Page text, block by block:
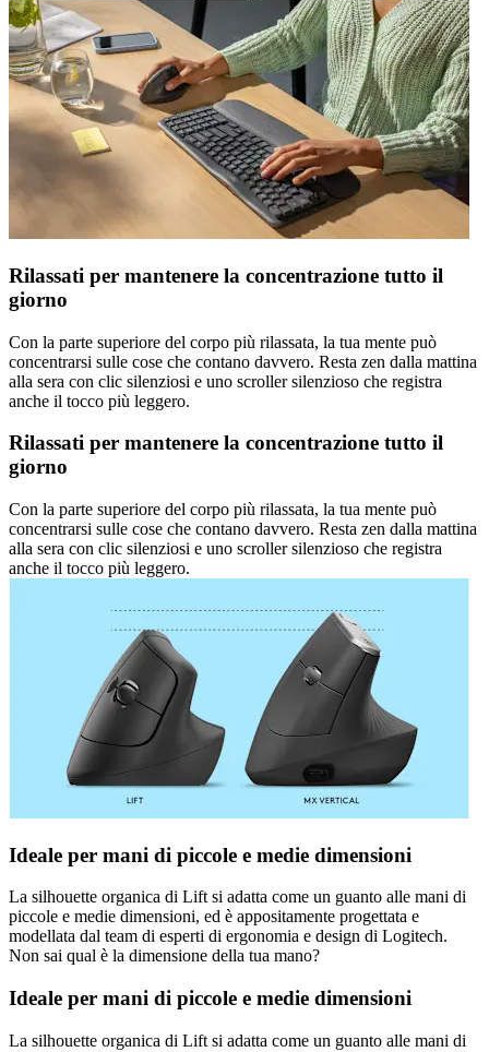
Rilassati per mantenere la concentrazione tutto il
giorno
Con la parte superiore del corpo più rilassata, la tua mente può
concentrarsi sulle cose che contano davvero. Resta zen dalla mattina
alla sera con clic silenziosi e uno scroller silenzioso che registra
anche il tocco più leggero.
Rilassati per mantenere la concentrazione tutto il
giorno
Con la parte superiore del corpo più rilassata, la tua mente può
concentrarsi sulle cose che contano davvero. Resta zen dalla mattina
alla sera con clic silenziosi e uno scroller silenzioso che registra
anche il tocco più leggero.
Ideale per mani di piccole e medie dimensioni
La silhouette organica di Lift si adatta come un guanto alle mani di
piccole e medie dimensioni, ed è appositamente progettata e
modellata dal team di esperti di ergonomia e design di Logitech.
Non sai qual è la dimensione della tua mano?
Ideale per mani di piccole e medie dimensioni
La silhouette organica di Lift si adatta come un guanto alle mani di